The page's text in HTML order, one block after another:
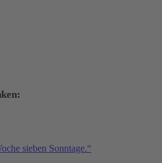
sieben Sonntage.“